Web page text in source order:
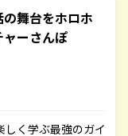
舞台をホロホ
ーさんぽ
しく学ぶ最強のガイ